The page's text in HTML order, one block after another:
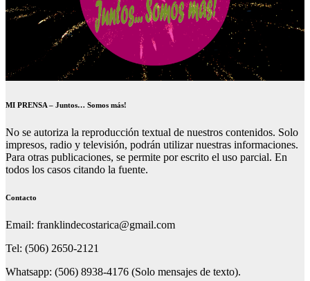
MI PRENSA – Juntos… Somos más!
No se autoriza la reproducción textual de nuestros contenidos. Solo
impresos, radio y televisión, podrán utilizar nuestras informaciones.
Para otras publicaciones, se permite por escrito el uso parcial. En
todos los casos citando la fuente.
Contacto
Email: franklindecostarica@gmail.com
Tel: (506) 2650-2121
Whatsapp: (506) 8938-4176 (Solo mensajes de texto).